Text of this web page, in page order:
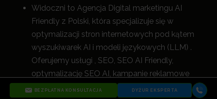
Widoczni to Agencja Digital marketingu AI
Friendly z Polski, która specjalizuje się w
optymalizacji stron internetowych pod kątem
wyszukiwarek AI i modeli językowych (LLM) .
Oferujemy usługi , SEO, SEO AI Friendly,
optymalizację SEO AI, kampanie reklamowe
Google Ads, Meta Ads, Microsoft Ads (Bing
BEZPŁATNA KONSULTACJA DYŻUR EKSPERTA